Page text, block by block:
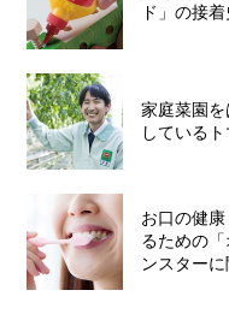
ド」の接
家庭菜園
している
お口の健
るための
ンスター